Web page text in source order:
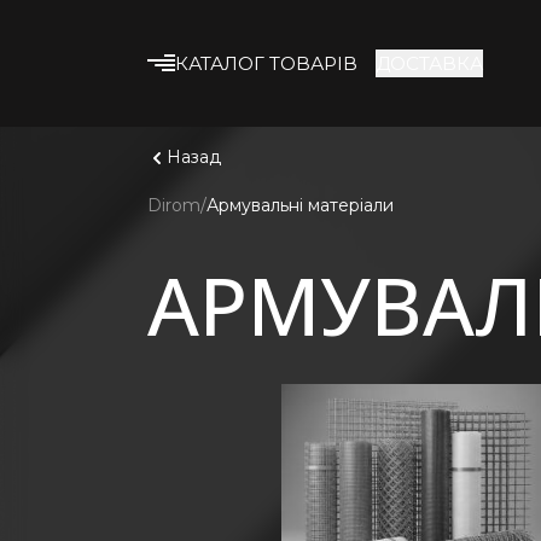
КАТАЛОГ ТОВАРІВ
комплектуючі
Утеплювач
Будівельна хімія
Лакофарбові
Назад
Dirom Армувальні матеріали